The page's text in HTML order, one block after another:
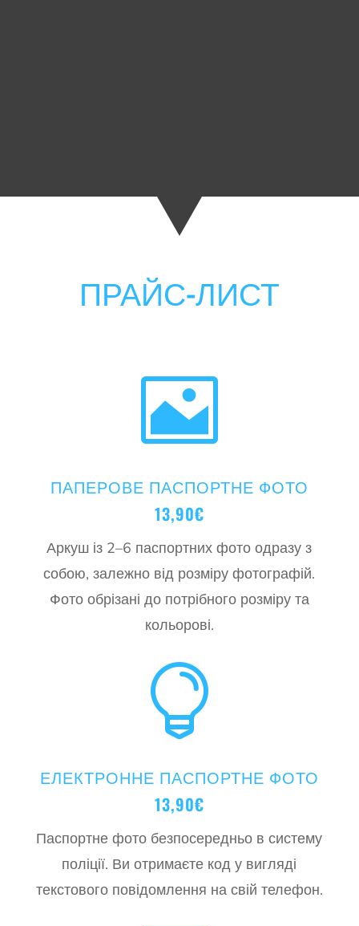
ПРАЙС-ЛИСТ

ПАПЕРОВЕ ПАСПОРТНЕ ФОТО
13,90€
Аркуш із 2–6 паспортних фото одразу з
собою, залежно від розміру фотографій.
Фото обрізані до потрібного розміру та
кольорові.

ЕЛЕКТРОННЕ ПАСПОРТНЕ ФОТО
13,90€
Паспортне фото безпосередньо в систему
поліції. Ви отримаєте код у вигляді
текстового повідомлення на свій телефон.